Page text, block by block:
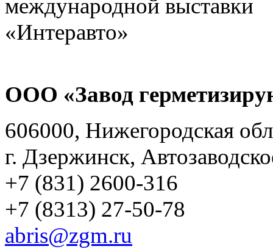
ООО «Завод
606000, Нижегородская
г. Дзержинск,
+7 (831) 2600-316
+7 (8313) 27-50-78
abris@zgm.ru